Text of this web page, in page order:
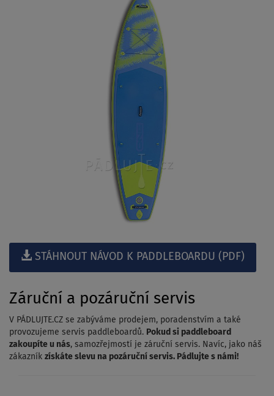
STÁHNOUT NÁVOD K PADDLEBOARDU (PDF)
Záruční a pozáruční servis
V PÁDLUJTE.CZ se zabýváme prodejem, poradenstvím a také
provozujeme servis paddleboardů. Pokud si paddleboard
zakoupíte u nás, samozřejmostí je záruční servis. Navíc, jako náš
zákazník získáte slevu na pozáruční servis. Pádlujte s námi!